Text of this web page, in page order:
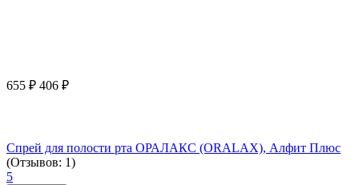
655 ₽ 406 ₽
Спрей для полости рта ОРАЛАКС (ORALAX), Алфит Плюс
(Отзывов: 1)
5